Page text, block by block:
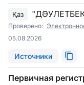
Қаз
Проверено:
05.08.2026
Источники
Первичная